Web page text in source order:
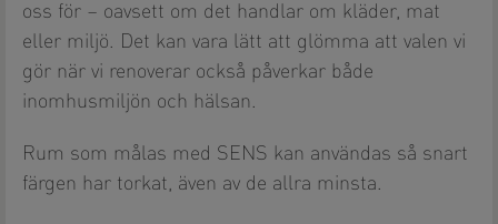
oss för – oavsett om det handlar om kläder, mat
eller miljö. Det kan vara lätt att glömma att valen vi
gör när vi renoverar också påverkar både
inomhusmiljön och hälsan.
Rum som målas med SENS kan användas så snart
färgen har torkat, även av de allra minsta.